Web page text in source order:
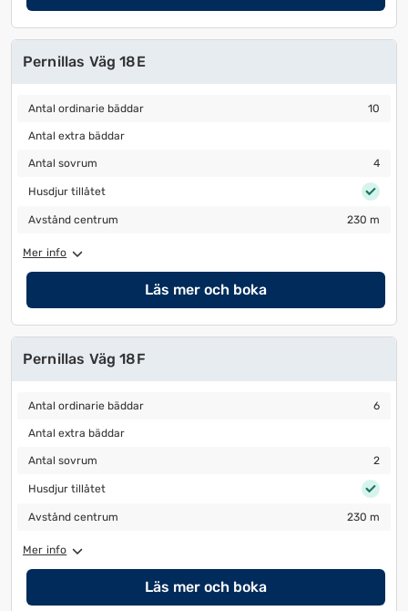
Pernillas Väg 18E
Antal ordinarie bäddar
Antal ordinarie bäddar 10
Antal extra bäddar
Antal extra bäddar
Antal sovrum
Antal sovrum 4
Husdjur tillåtet
Husdjur tillåtet
Avstånd centrum
Avstånd centrum 230 m
Mer info
Läs mer och boka
Pernillas Väg 18F
Antal ordinarie bäddar
Antal ordinarie bäddar 6
Antal extra bäddar
Antal extra bäddar
Antal sovrum
Antal sovrum 2
Husdjur tillåtet
Husdjur tillåtet
Avstånd centrum
Avstånd centrum 230 m
Mer info
Läs mer och boka